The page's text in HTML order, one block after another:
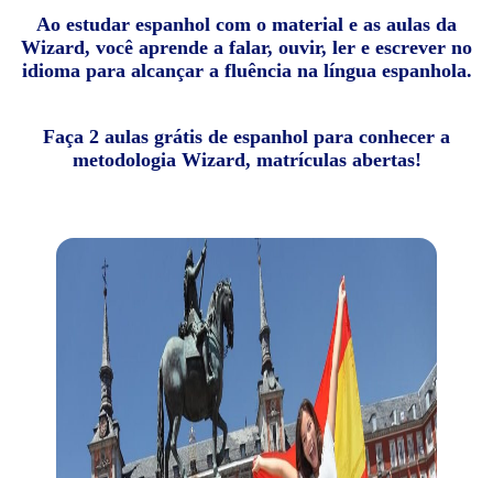
Ao estudar espanhol com o material e as aulas da
Wizard, você aprende a falar, ouvir, ler e escrever no
idioma para alcançar a fluência na língua espanhola.
Faça 2 aulas grátis de espanhol para conhecer a
metodologia Wizard, matrículas abertas!